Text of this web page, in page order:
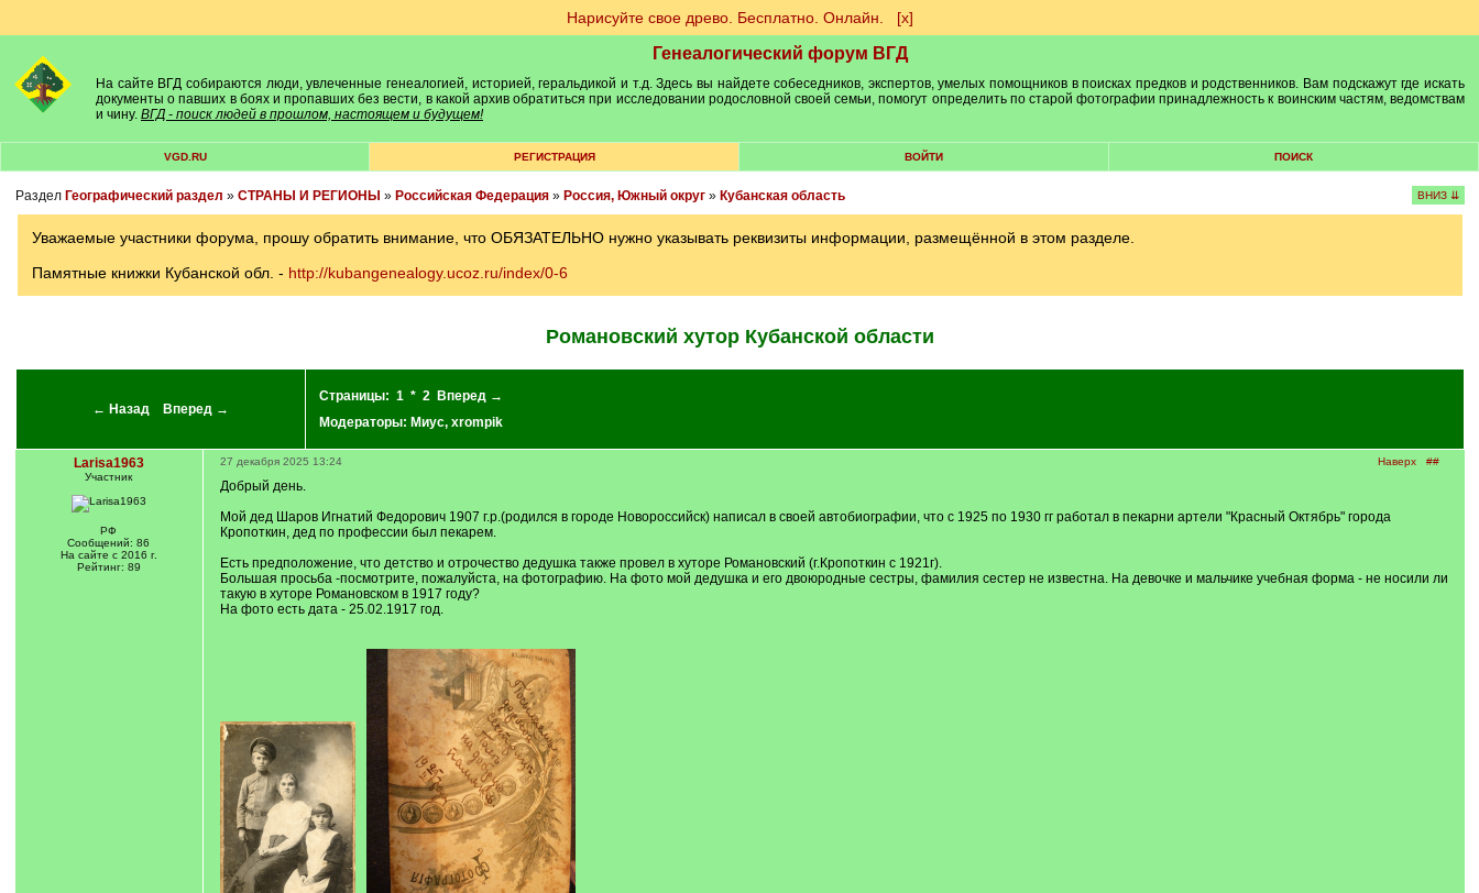
Нарисуйте свое древо. Бесплатно. Онлайн. [х]
Генеалогический форум ВГД
На сайте ВГД собираются люди, увлеченные генеалогией, историей, геральдикой и т.д. Здесь вы найдете собеседников, экспертов, умелых помощников в поисках предков и родственников. Вам подскажут где искать
документы о павших в боях и пропавших без вести, в какой архив обратиться при исследовании родословной своей семьи, помогут определить по старой фотографии принадлежность к воинским частям, ведомствам
и чину. ВГД - поиск людей в прошлом, настоящем и будущем!
VGD.RU РЕГИСТРАЦИЯ ВОЙТИ ПОИСК
Раздел Географический раздел » СТРАНЫ И РЕГИОНЫ » Российская Федерация» Россия, Южный округ» Кубанская область ВНИЗ ⇊
Уважаемые участники форума, прошу обратить внимание, что ОБЯЗАТЕЛЬНО нужно указывать реквизиты информации, размещённой в этом разделе.
Памятные книжки Кубанской обл. - http://kubangenealogy.ucoz.ru/index/0-6
Романовский хутор Кубанской области
← Назад Вперед →
Страницы: 1 * 2
Вперед →
Модераторы: Миус, xrompik
Larisa1963
Участник
РФ
Сообщений: 86
На сайте с 2016 г.
Рейтинг: 89
Наверх ##
27 декабря 2025 13:24
Добрый день.
Мой дед Шаров Игнатий Федорович 1907 г.р.(родился в городе Новороссийск) написал в своей автобиографии, что с 1925 по 1930 гг работал в пекарни артели "Красный Октябрь" города
Кропоткин, дед по профессии был пекарем.
Есть предположение, что детство и отрочество дедушка также провел в хуторе Романовский (г.Кропоткин с 1921г).
Большая просьба -посмотрите, пожалуйста, на фотографию. На фото мой дедушка и его двоюродные сестры, фамилия сестер не известна. На девочке и мальчике учебная форма - не носили ли
такую в хуторе Романовском в 1917 году?
На фото есть дата - 25.02.1917 год.